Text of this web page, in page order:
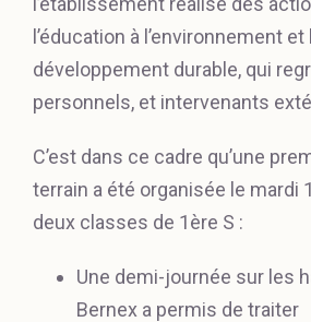
l’éducation à l’environnement et
développement durable, qui
personnels, et intervenants
C’est dans ce cadre qu’une
terrain a été organisée le mardi
deux classes de 1ère S :
Une demi-journée sur les
Bernex a permis de traiter